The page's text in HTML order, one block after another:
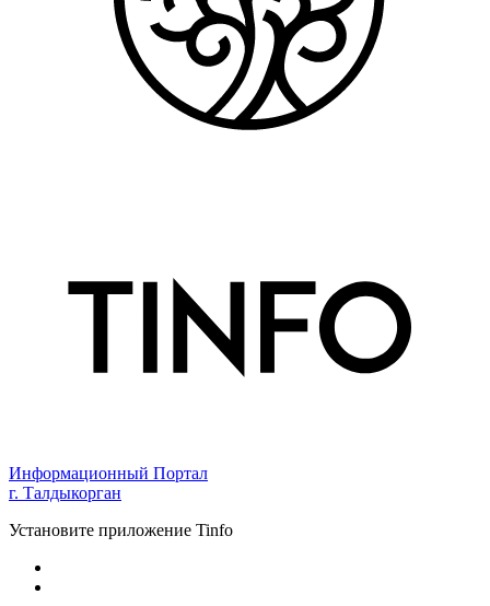
Информационный Портал
г. Талдыкорган
Установите приложение Tinfo